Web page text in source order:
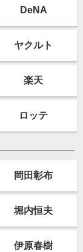
DeNA
ヤクルト
楽天
ロッテ
岡田彰布
堀内恒夫
伊原春樹